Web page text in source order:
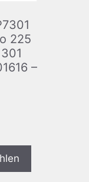
225
–